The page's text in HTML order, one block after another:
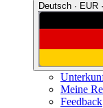
Deutsch · EUR
Meine
Feedback